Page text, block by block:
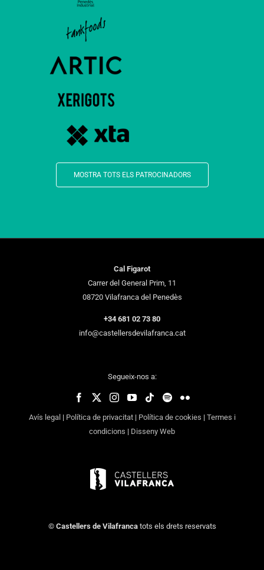
MOSTRA TOTS ELS PATROCINADORS
Cal Figarot
Carrer del General Prim, 11
08720 Vilafranca del Penedès
+34 681 02 73 80
info@castellersdevilafranca.cat
Segueix-nos a:
Avís legal | Política de privacitat| Política de cookies | Termes i
condicions | Disseny Web
© Castellers de Vilafrancatots els drets reservats